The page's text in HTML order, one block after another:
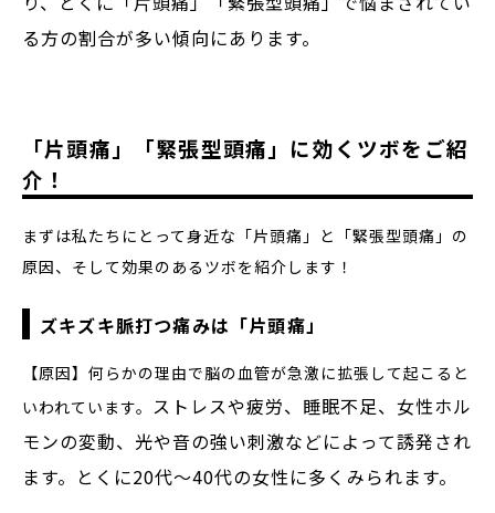
る方の割合が多い傾向にあります。
「片頭痛」「緊張型頭痛」に効くツボをご紹
介！
まずは私たちにとって身近な「片頭痛」と「緊張型頭痛」の
原因、そして効果のあるツボを紹介します！
ズキズキ脈打つ痛みは「片頭痛」
【原因】何らかの理由で脳の血管が急激に拡張して起こると
いわれています。 ストレスや疲労、睡眠不足、女性ホル
モンの変動、光や音の強い刺激などによって誘発され
ます。とくに20代～40代の女性に多くみられます。